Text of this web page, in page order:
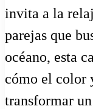
invita a la
parejas que
océano, esta
cómo el color
transformar